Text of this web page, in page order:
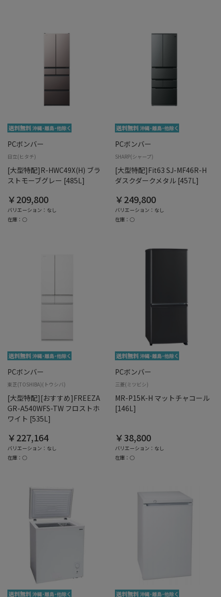
PCボンバー
日立(ヒタチ)
[大型特配]R-HWC49X(H) ブラ
ストモーブグレー [485L]
￥209,800
バリエーション：なし
在庫：○
PCボンバー
SHARP(シャープ)
[大型特配]Fit63 SJ-MF46R-H
ダスクダークメタル [457L]
￥249,800
バリエーション：なし
在庫：○
PCボンバー
東芝(TOSHIBA)(トウシバ)
[大型特配][おすすめ]FREEZA
GR-A540WFS-TW フロストホ
ワイト [535L]
￥227,164
バリエーション：なし
在庫：○
PCボンバー
三菱(ミツビシ)
MR-P15K-H マットチャコール
[146L]
￥38,800
バリエーション：なし
在庫：○